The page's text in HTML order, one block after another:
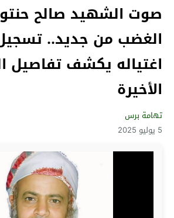
صوت الشهيد صالح
الغضب من جديد..
اغتياله يكشف تفاصيل
الأخيرة
تهامة برس
5 يوليو 2025